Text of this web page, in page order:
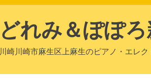
どれみ＆ぽぽ
川崎川崎市麻生区上麻生のピアノ・エレ